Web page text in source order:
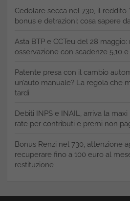
Cedolare secca nel 730, il reddito
bonus e detrazioni: cosa sapere
Asta BTP e CCTeu del 28
osservazione con scadenze 5,10
Patente presa con il cambio
un’auto manuale? La regola che
tardi
Debiti INPS e INAIL, arriva la
rate per contributi e premi non
Bonus Renzi nel 730, attenzione
recuperare fino a 100 euro al
restituzione